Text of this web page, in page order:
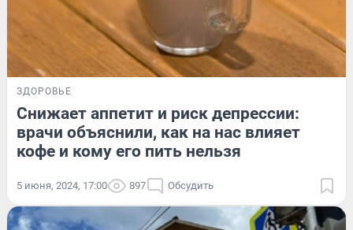
ЗДОРОВЬЕ
Снижает аппетит и риск депрессии:
врачи объяснили, как на нас влияет
кофе и кому его пить нельзя
5 июня, 2024, 17:00 897 Обсудить